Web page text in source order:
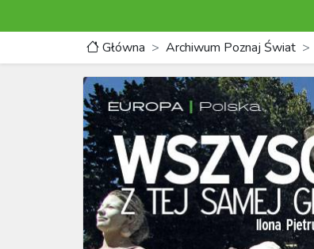
Główna
Archiwum Poznaj Świat